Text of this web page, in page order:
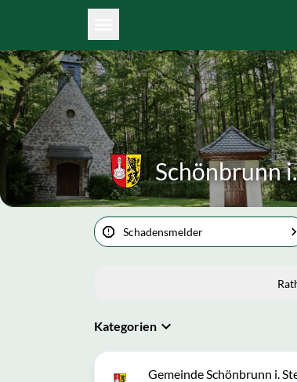
Schönbrunn
Schadensmelder
Kategorien
Gemeinde Schönbrunn i.